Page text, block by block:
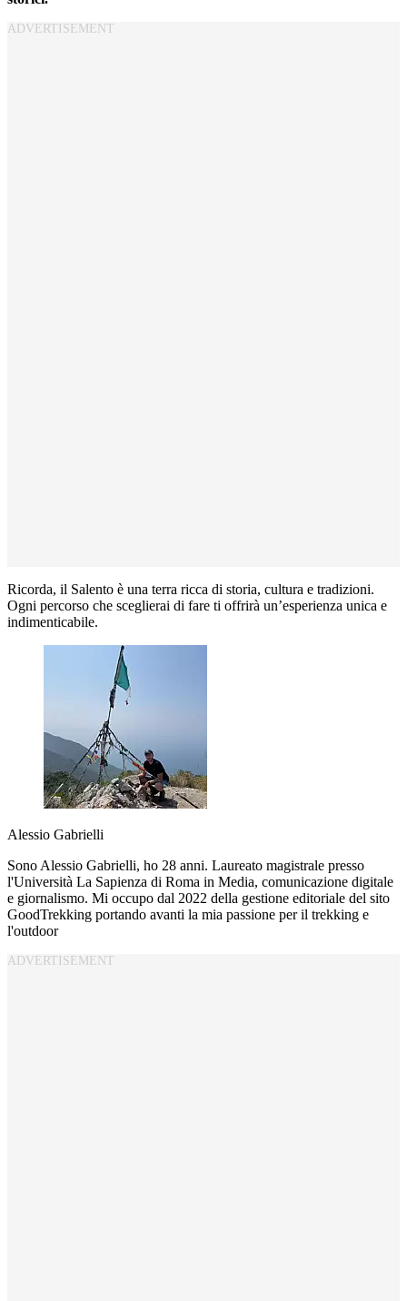
Ricorda, il Salento è una terra ricca di storia, cultura e tradizioni.
Ogni percorso che sceglierai di fare ti offrirà un’esperienza unica e
indimenticabile.
Alessio Gabrielli
Sono Alessio Gabrielli, ho 28 anni. Laureato magistrale presso
l'Università La Sapienza di Roma in Media, comunicazione digitale
e giornalismo. Mi occupo dal 2022 della gestione editoriale del sito
GoodTrekking portando avanti la mia passione per il trekking e
l'outdoor